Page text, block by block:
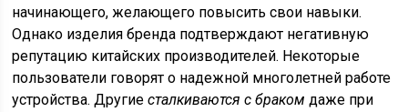
начинающего, желающего повысить свои навыки.
Однако изделия бренда подтверждают негативную
репутацию китайских производителей. Некоторые
пользователи говорят о надежной многолетней работе
устройства. Другиесталкиваются с браком даже при